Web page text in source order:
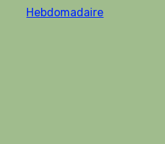
Hebdomadaire